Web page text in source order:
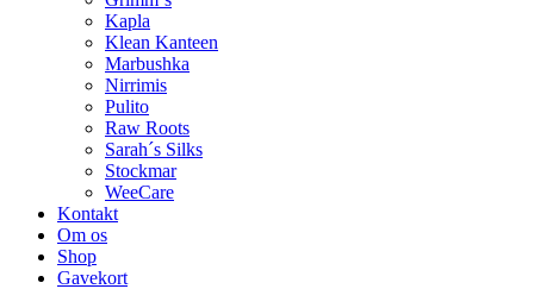
Kapla
Klean Kanteen
Marbushka
Nirrimis
Pulito
Raw Roots
Sarah´s Silks
Stockmar
WeeCare
Kontakt
Om os
Shop
Gavekort